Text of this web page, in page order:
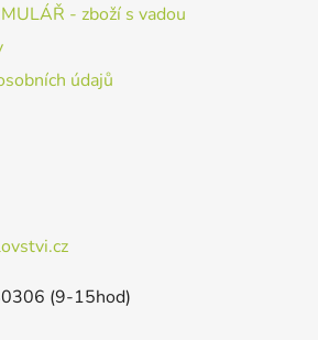
- zboží s vadou
údajů
(9-15hod)